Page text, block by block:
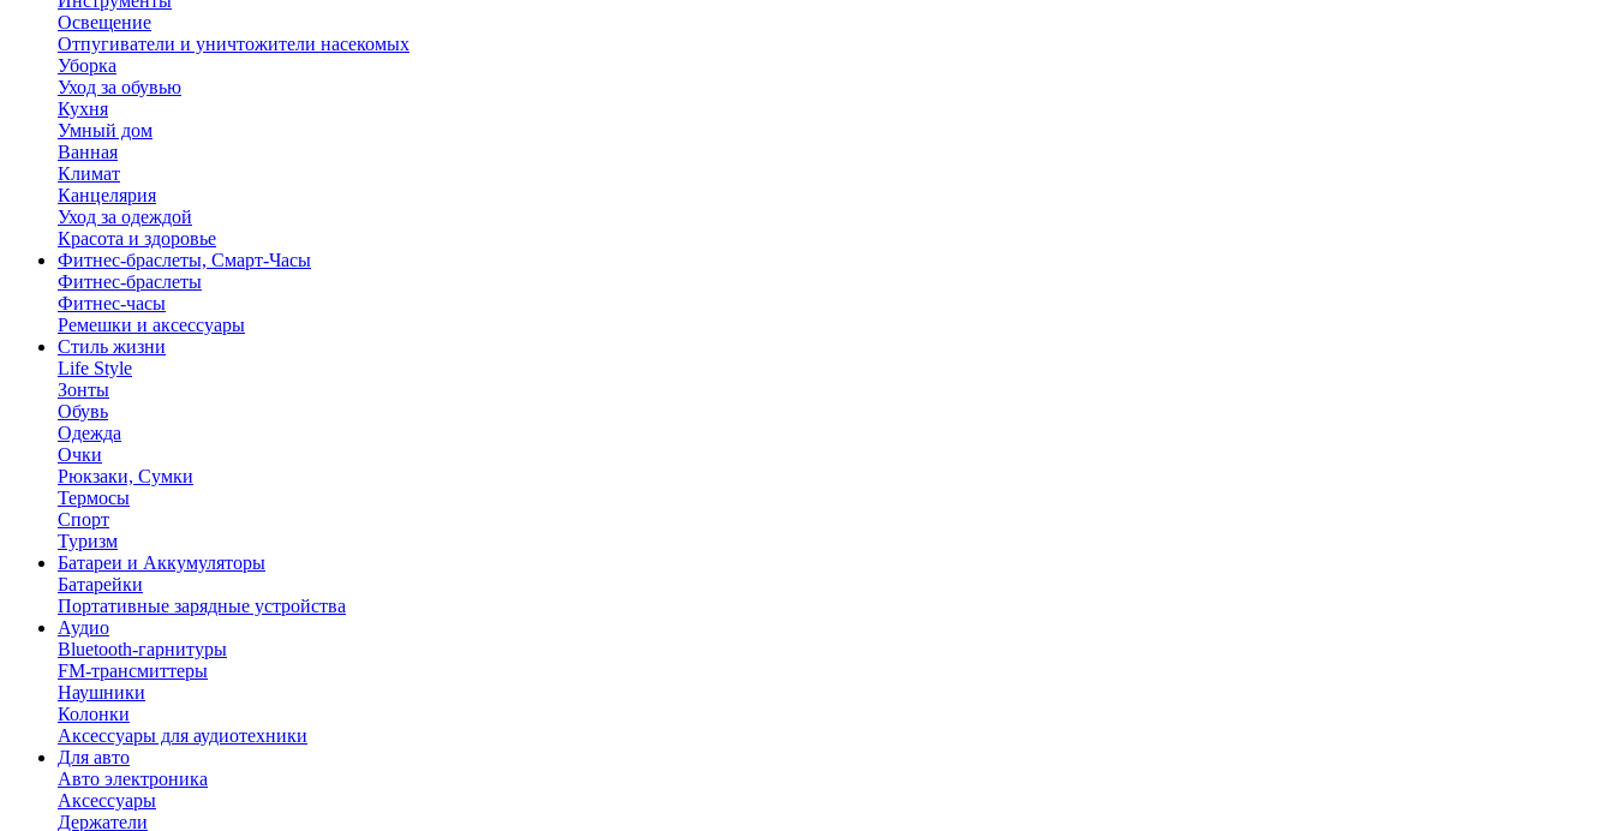
Освещение
Отпугиватели и уничтожители насекомых
Уборка
Уход за обувью
Кухня
Умный дом
Ванная
Климат
Канцелярия
Уход за одеждой
Красота и здоровье
Фитнес-браслеты, Смарт-Часы
Фитнес-браслеты
Фитнес-часы
Ремешки и аксессуары
Стиль жизни
Life Style
Зонты
Обувь
Одежда
Очки
Рюкзаки, Сумки
Термосы
Спорт
Туризм
Батареи и Аккумуляторы
Батарейки
Портативные зарядные устройства
Аудио
Bluetooth-гарнитуры
FM-трансмиттеры
Наушники
Колонки
Аксессуары для аудиотехники
Для авто
Авто электроника
Аксессуары
Держатели